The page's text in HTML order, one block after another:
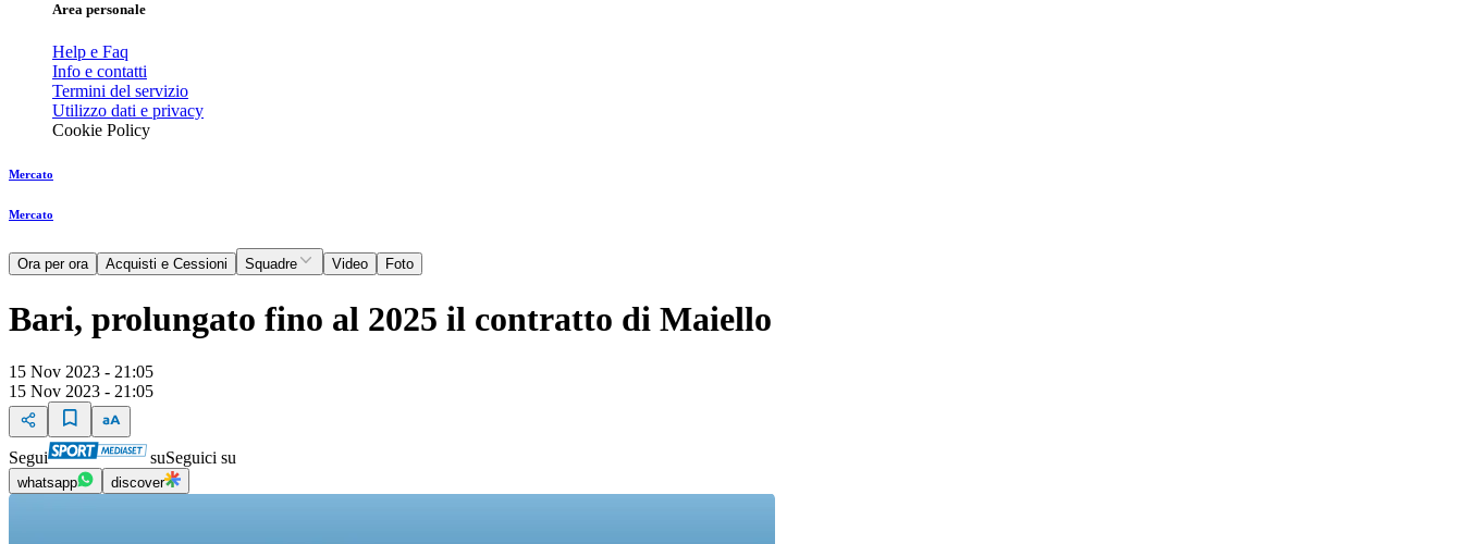
Area personale
Help e Faq
Info e contatti
Termini del servizio
Utilizzo dati e privacy
Cookie Policy
Mercato
Mercato
Ora per ora Acquisti e Cessioni Squadre Video Foto
Bari, prolungato fino al 2025 il contratto di Maiello
15 Nov 2023 - 21:05
15 Nov 2023 - 21:05
Segui suSeguici su
whatsapp discover